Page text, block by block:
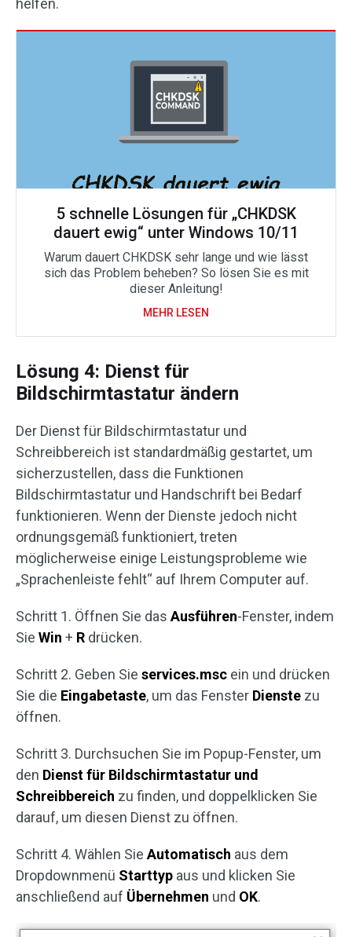
5 schnelle Lösungen für „CHKDSK
dauert ewig“ unter Windows 10/11
Warum dauert CHKDSK sehr lange und wie lässt
sich das Problem beheben? So lösen Sie es mit
dieser Anleitung!
MEHR LESEN
Lösung 4: Dienst für
Bildschirmtastatur ändern
Der Dienst für Bildschirmtastatur und
Schreibbereich ist standardmäßig gestartet, um
sicherzustellen, dass die Funktionen
Bildschirmtastatur und Handschrift bei Bedarf
funktionieren. Wenn der Dienste jedoch nicht
ordnungsgemäß funktioniert, treten
möglicherweise einige Leistungsprobleme wie
„Sprachenleiste fehlt“ auf Ihrem Computer auf.
Schritt 1. Öffnen Sie das Ausführen-Fenster, indem
Sie Win + R drücken.
Schritt 2. Geben Sie services.msc ein und drücken
Sie die Eingabetaste, um das Fenster Dienste zu
öffnen.
Schritt 3. Durchsuchen Sie im Popup-Fenster, um
den Dienst für Bildschirmtastatur und
Schreibbereich zu finden, und doppelklicken Sie
darauf, um diesen Dienst zu öffnen.
Schritt 4. Wählen Sie Automatisch aus dem
Dropdownmenü Starttyp aus und klicken Sie
anschließend auf Übernehmen und OK.